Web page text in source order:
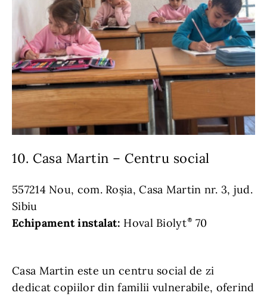
10. Casa Martin – Centru social
557214 Nou, com. Roșia, Casa Martin nr. 3, jud.
Sibiu
Echipament instalat: Hoval Biolyt 70
Casa Martin este un centru social de zi
dedicat copiilor din familii vulnerabile, oferind